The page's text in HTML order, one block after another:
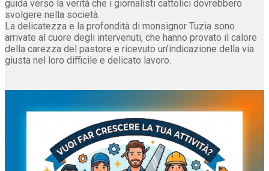
guida verso la verità che i giornalisti cattolici dovrebbero
svolgere nella società.
La delicatezza e la profondità di monsignor Tuzia sono
arrivate al cuore degli intervenuti, che hanno provato il calore
della carezza del pastore e ricevuto un’indicazione della via
giusta nel loro difficile e delicato lavoro.